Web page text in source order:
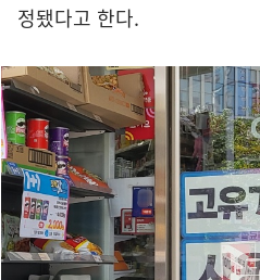
정됐다고 한다.